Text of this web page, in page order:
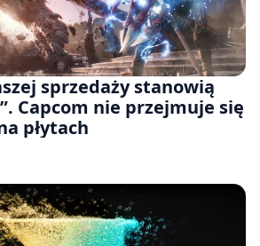
sprzedaży stanowią
Capcom nie przejmuje się
płytach